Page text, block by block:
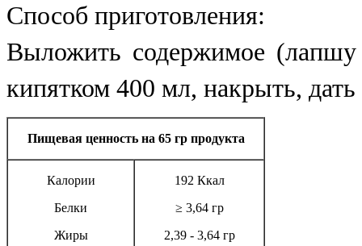
Способ приготовления:
Выложить содержимое
кипятком 400 мл, накрыть,
Пищевая ценность на 65 гр продукта
Калории
Белки
Жиры
192 Ккал
≥ 3,64 гр
2,39 - 3,64 гр